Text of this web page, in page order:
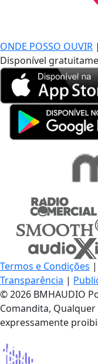
ONDE POSSO OUVIR |
Disponível
Termos e Condições |
Transparência |
© 2026 BMHAUDIO
Comandita,
expressamente